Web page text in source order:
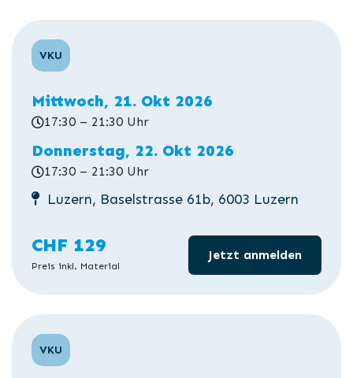
VKU
Mittwoch, 21. Okt 2026
17:30 – 21:30 Uhr
Donnerstag, 22. Okt 2026
17:30 – 21:30 Uhr
Luzern, Baselstrasse 61b, 6003 Luzern
CHF 129
Preis inkl. Material
Jetzt anmelden
VKU